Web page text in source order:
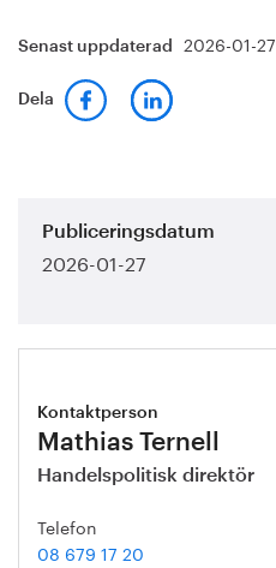
Senast uppdaterad 2026-01-27
Dela
Publiceringsdatum
2026-01-27
Kontaktperson
Mathias Ternell
Handelspolitisk direktör
Telefon
08 679 17 20